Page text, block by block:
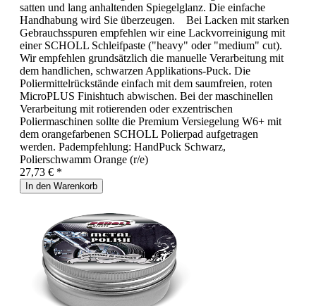
satten und lang anhaltenden Spiegelglanz. Die einfache
Handhabung wird Sie überzeugen. Bei Lacken mit starken
Gebrauchsspuren empfehlen wir eine Lackvorreinigung mit
einer SCHOLL Schleifpaste ("heavy" oder "medium" cut).
Wir empfehlen grundsätzlich die manuelle Verarbeitung mit
dem handlichen, schwarzen Applikations-Puck. Die
Poliermittelrückstände einfach mit dem saumfreien, roten
MicroPLUS Finishtuch abwischen. Bei der maschinellen
Verarbeitung mit rotierenden oder exzentrischen
Poliermaschinen sollte die Premium Versiegelung W6+ mit
dem orangefarbenen SCHOLL Polierpad aufgetragen
werden. Padempfehlung: HandPuck Schwarz,
Polierschwamm Orange (r/e)
27,73 € *
In den Warenkorb